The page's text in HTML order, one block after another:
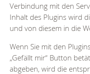
Verbindung mit den
Inhalt des Plugins wird
und von diesem in die
Wenn Sie mit den
„Gefällt mir“ Button
abgeben, wird die